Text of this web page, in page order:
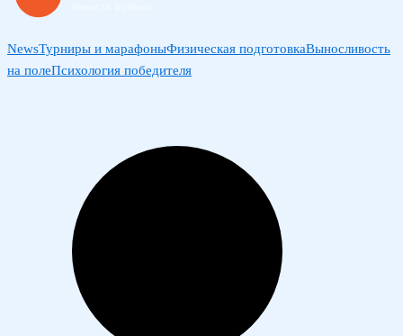
NewsТурниры и марафоныФизическая подготовкаВыносливость
на полеПсихология победителя